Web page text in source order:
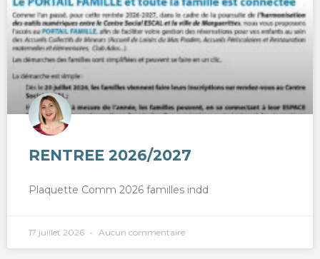
RENTREE 2026/2027
Plaquette Comm 2026 familles indd
17 juillet 2026 Aucun commentaire